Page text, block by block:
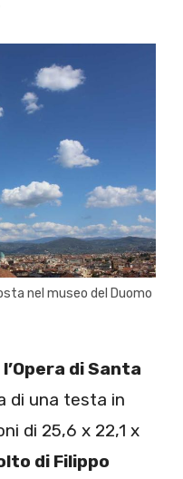
nel museo del Duomo
di Santa
di una testa in
di 25,6 x 22,1 x
di Filippo